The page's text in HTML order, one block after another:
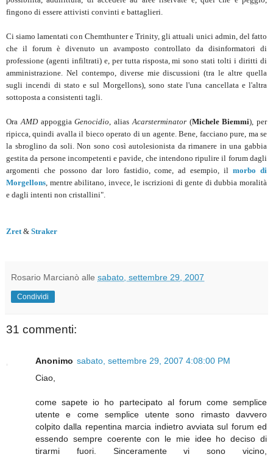
fingono di essere attivisti convinti e battaglieri.
Ci siamo lamentati con Chemthunter e Trinity, gli attuali unici admin, del fatto
che il forum è divenuto un avamposto controllato da disinformatori di
professione (agenti infiltrati) e, per tutta risposta, mi sono stati tolti i diritti di
amministrazione. Nel contempo, diverse mie discussioni (tra le altre quella
sugli incendi di stato e sul Morgellons), sono state l'una cancellata e l'altra
sottoposta a consistenti tagli.
Ora AMDappoggiaGenocidio , alias Acarsterminator(Michele Biemmi), per
ripicca, quindi avalla il bieco operato di un agente. Bene, facciano pure, ma se
la sbroglino da soli. Non sono così autolesionista da rimanere in una gabbia
gestita da persone incompetenti e pavide, che intendono ripulire il forum dagli
argomenti che possono dar loro fastidio, come, ad esempio, ilmorbo di
Morgellons , mentre abilitano, invece, le iscrizioni di gente di dubbia moralità
e dagli intenti non cristallini".
Zret & Straker
Rosario Marcianò alle sabato, settembre 29, 2007
Condividi
31 commenti:
Anonimo sabato, settembre 29, 2007 4:08:00 PM
Ciao,
come sapete io ho partecipato al forum come semplice
utente e come semplice utente sono rimasto davvero
colpito dalla repentina marcia indietro avviata sul forum ed
essendo sempre coerente con le mie idee ho deciso di
tirarmi fuori. Sinceramente vi sono vicino,